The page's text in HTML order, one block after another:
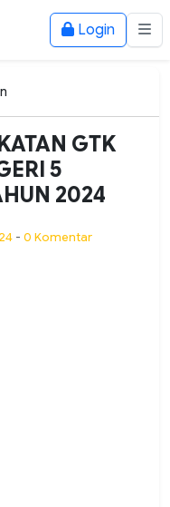
Login
GTK
5
2024
- 0 Komentar